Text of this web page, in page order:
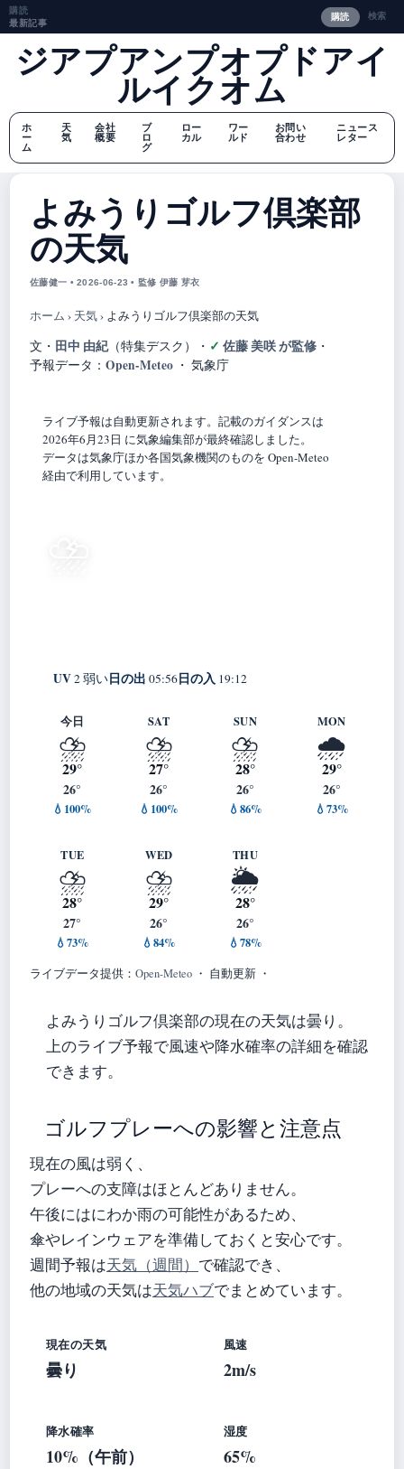
購読
最新記事
購読 検索
ジアプアンプオプドアイ
ルイクオム
ホ
ー
ム
天
気
会社
概要
ブ
ロ
グ
ロー
カル
ワー
ルド
お問い
合わせ
ニュース
レター
よみうりゴルフ倶楽部
の天気
佐藤健一 • 2026-06-23 • 監修 伊藤 芽衣
ホーム › 天気› よみうりゴルフ倶楽部の天気
文・ 田中 由紀（特集デスク） ・ 佐藤 美咲 が監修 ・
予報データ： Open-Meteo ・ 気象庁
ライブ予報は自動更新されます。記載のガイダンスは
2026年6月23日 に気象編集部が最終確認しました。
データは気象庁ほか各国気象機関のものを Open-Meteo
経由で利用しています。
UV2 弱い日の出 05:56日の入 19:12
今日
⛈️
29°
26°
💧100%
SAT
⛈️
27°
26°
💧100%
SUN
⛈️
28°
26°
💧86%
MON
🌧️
29°
26°
💧73%
TUE
⛈️
28°
27°
💧73%
WED
⛈️
29°
26°
💧84%
THU
🌦️
28°
26°
💧78%
ライブデータ提供： Open-Meteo ・ 自動更新 ・
よみうりゴルフ倶楽部の現在の天気は曇り。
上のライブ予報で風速や降水確率の詳細を確認
できます。
ゴルフプレーへの影響と注意点
現在の風は弱く、
プレーへの支障はほとんどありません。
午後にはにわか雨の可能性があるため、
傘やレインウェアを準備しておくと安心です。
週間予報は天気（週間） で確認でき、
他の地域の天気は天気ハブでまとめています。
現在の天気
曇り
風速
2m/s
降水確率
10%（午前）
湿度
65%